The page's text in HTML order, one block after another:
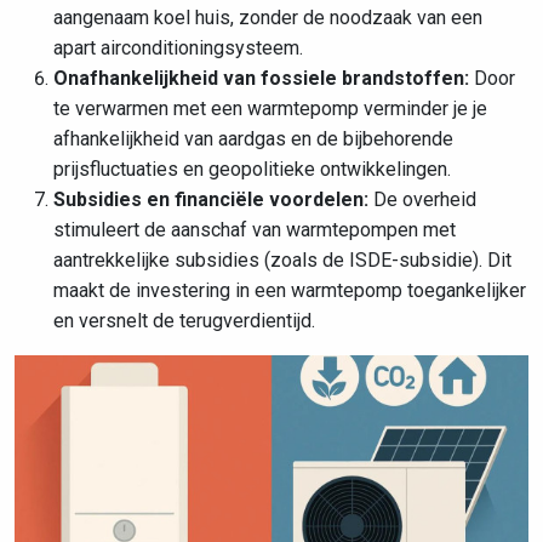
aangenaam koel huis, zonder de noodzaak van een
apart airconditioningsysteem.
Onafhankelijkheid van fossiele brandstoffen: Door
te verwarmen met een warmtepomp verminder je je
afhankelijkheid van aardgas en de bijbehorende
prijsfluctuaties en geopolitieke ontwikkelingen.
Subsidies en financiële voordelen: De overheid
stimuleert de aanschaf van warmtepompen met
aantrekkelijke subsidies (zoals de ISDE-subsidie). Dit
maakt de investering in een warmtepomp toegankelijker
en versnelt de terugverdientijd.